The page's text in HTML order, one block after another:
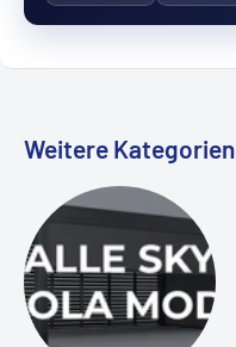
Weitere Kategorien